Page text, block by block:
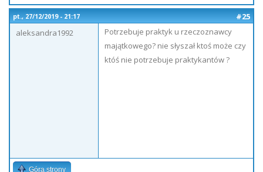
pt., 27/12/2019 - 21:17
#25
aleksandra1992
Potrzebuje praktyk u rzeczoznawcy
majątkowego? nie słyszał ktoś może czy
któś nie potrzebuje praktykantów ?
Góra strony